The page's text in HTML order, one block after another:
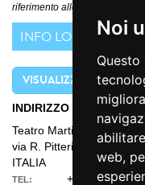
Noi
web,
riferimento alle comunicazioni
INFO LOCATION
VISUALIZZA MAPPA
INDIRIZZO
Teatro Martinitt
via R. Pitteri, 58
ITALIA
TEL: +39 02